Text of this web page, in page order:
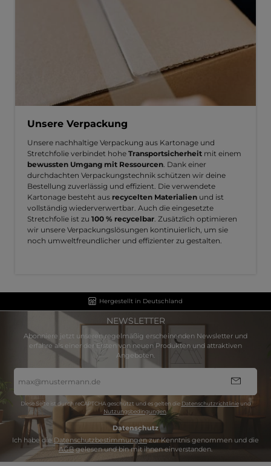
Unsere Verpackung
Unsere nachhaltige Verpackung aus Kartonage und
Stretchfolie verbindet hohe Transportsicherheit mit einem
bewussten Umgang mit Ressourcen . Dank einer
durchdachten Verpackungstechnik schützen wir deine
Bestellung zuverlässig und effizient. Die verwendete
Kartonage besteht aus recycelten Materialien und ist
vollständig wiederverwertbar. Auch die eingesetzte
Stretchfolie ist zu 100 % recycelbar . Zusätzlich optimieren
wir unsere Verpackungslösungen kontinuierlich, um sie
noch umweltfreundlicher und effizienter zu gestalten.
Hergestellt in Deutschland
NEWSLETTER
Abonniere jetzt unseren regelmäßig erscheinenden Newsletter und
erfahre als einer der Ersten von neuen Produkten und attraktiven
Angeboten.
Mail-
Adresse
Diese Seite ist durch reCAPTCHA geschützt und es gelten die Datenschutzrichtlinieund
Nutzungsbedingungen
Datenschutz
Ich habe die Datenschutzbestimmungenzur Kenntnis genommen und die
AGBgelesen und bin mit ihnen einverstanden.